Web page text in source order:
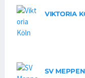
VIKTORIA
SV MEPPEN